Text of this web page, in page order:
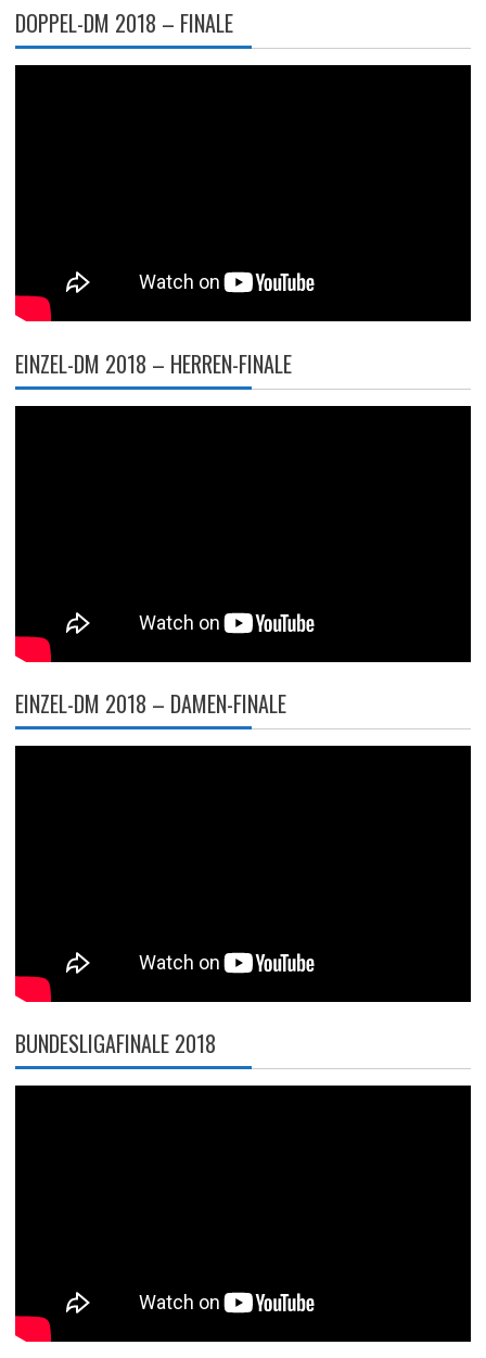
DOPPEL-DM 2018 – FINALE
EINZEL-DM 2018 – HERREN-FINALE
EINZEL-DM 2018 – DAMEN-FINALE
BUNDESLIGAFINALE 2018